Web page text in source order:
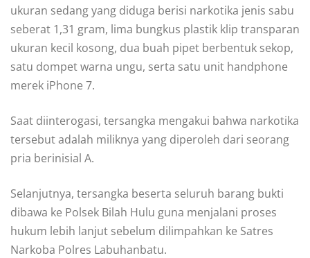
ukuran sedang yang diduga berisi narkotika jenis sabu
seberat 1,31 gram, lima bungkus plastik klip transparan
ukuran kecil kosong, dua buah pipet berbentuk sekop,
satu dompet warna ungu, serta satu unit handphone
merek iPhone 7.
Saat diinterogasi, tersangka mengakui bahwa narkotika
tersebut adalah miliknya yang diperoleh dari seorang
pria berinisial A.
Selanjutnya, tersangka beserta seluruh barang bukti
dibawa ke Polsek Bilah Hulu guna menjalani proses
hukum lebih lanjut sebelum dilimpahkan ke Satres
Narkoba Polres Labuhanbatu.